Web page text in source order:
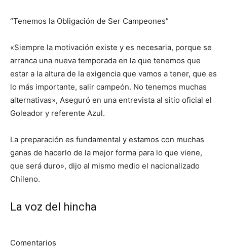
“Tenemos la Obligación de Ser Campeones”
«Siempre la motivación existe y es necesaria, porque se
arranca una nueva temporada en la que tenemos que
estar a la altura de la exigencia que vamos a tener, que es
lo más importante, salir campeón. No tenemos muchas
alternativas», Aseguró en una entrevista al sitio oficial el
Goleador y referente Azul.
La preparación es fundamental y estamos con muchas
ganas de hacerlo de la mejor forma para lo que viene,
que será duro», dijo al mismo medio el nacionalizado
Chileno.
La voz del hincha
Comentarios